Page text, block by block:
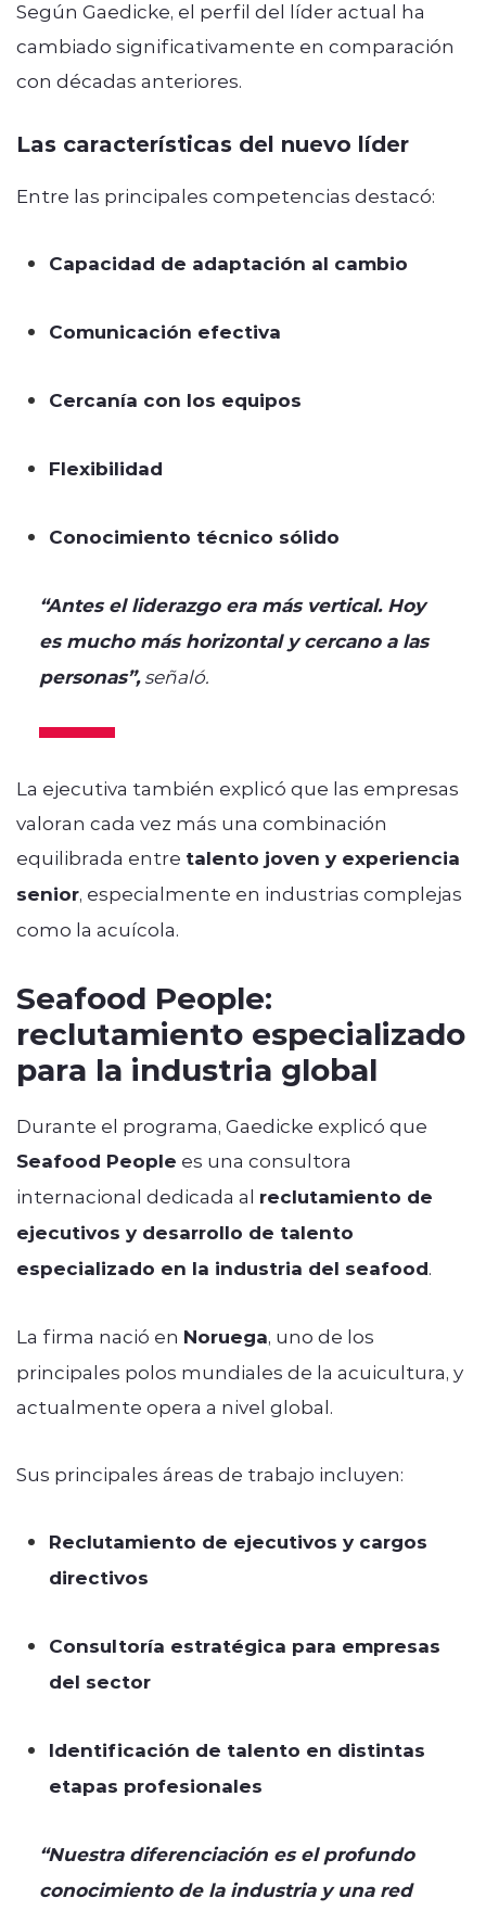
Según Gaedicke, el perfil del líder actual ha
cambiado significativamente en comparación
con décadas anteriores.
Las características del nuevo líder
Entre las principales competencias destacó:
Capacidad de adaptación al cambio
Comunicación efectiva
Cercanía con los equipos
Flexibilidad
Conocimiento técnico sólido
“Antes el liderazgo era más vertical. Hoy
es mucho más horizontal y cercano a las
personas”,señaló.
La ejecutiva también explicó que las empresas
valoran cada vez más una combinación
equilibrada entre talento joven y experiencia
senior, especialmente en industrias complejas
como la acuícola.
Seafood People:
reclutamiento especializado
para la industria global
Durante el programa, Gaedicke explicó que
Seafood People es una consultora
internacional dedicada al reclutamiento de
ejecutivos y desarrollo de talento
especializado en la industria del seafood.
La firma nació en Noruega, uno de los
principales polos mundiales de la acuicultura, y
actualmente opera a nivel global.
Sus principales áreas de trabajo incluyen:
Reclutamiento de ejecutivos y cargos
directivos
Consultoría estratégica para empresas
del sector
Identificación de talento en distintas
etapas profesionales
“Nuestra diferenciación es el profundo
conocimiento de la industria y una red